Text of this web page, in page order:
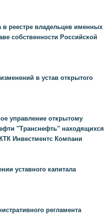
в реестре владельцев именных
собственности Российской
в устав открытого
управление открытому
''Транснефть'' находящихся
Инвестментс Компани
уставного капитала
регламента